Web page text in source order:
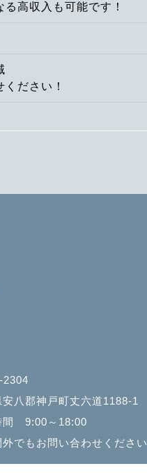
高収入も可能です！
ださい！
2304
安八郡神戸町丈六道1188-1
間 9:00～18:00
でもお問い合わせください